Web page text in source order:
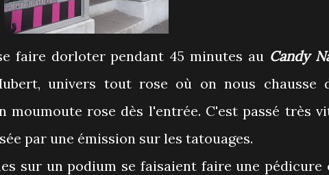
faire dorloter pendant 45 minutes au Candy
univers tout rose où on nous chausse
moumoute rose dès l'entrée. C'est passé très
par une émission sur les tatouages.
sur un podium se faisaient faire une pédicure